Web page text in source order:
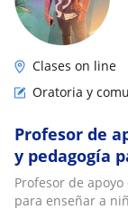
Clases on line
Oratoria y
Profesor de
y pedagogía
adolescentes
Profesor de
para enseñar a